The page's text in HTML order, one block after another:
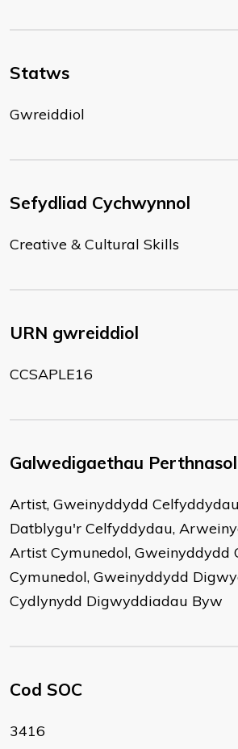
Statws
Gwreiddiol
Sefydliad Cychwynnol
Creative & Cultural Skills
URN gwreiddiol
CCSAPLE16
Galwedigaethau Perthnasol
Artist, Gweinyddydd
Datblygu'r Celfyddydau,
Artist Cymunedol, Gweinyddydd
Cymunedol, Gweinyddydd
Cydlynydd Digwyddiadau Byw
Cod SOC
3416